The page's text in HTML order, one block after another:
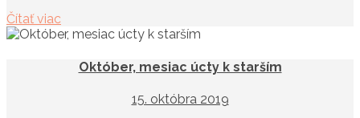
Čítať viac
Október, mesiac úcty k starším
15. októbra 2019